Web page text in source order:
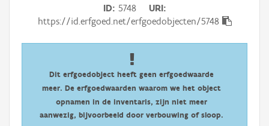
Gebeurtenis
Downloads
Hergebruik
ID 5748
URI
https://id.erfgoed.net/erfgoedobjecten/5748
Dit erfgoedobject heeft geen erfgoedwaarde
meer. De erfgoedwaarden waarom we het object
opnamen in de inventaris, zijn niet meer
aanwezig, bijvoorbeeld door verbouwing of sloop.